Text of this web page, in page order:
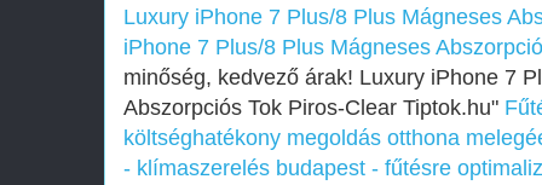
Luxury iPhone 7 Plus/8 Plus Mágneses
iPhone 7 Plus/8 Plus Mágneses
minőség, kedvező árak! Luxury iPhone 7
Abszorpciós Tok Piros-Clear Tiptok.hu"
költséghatékony megoldás otthona
- klímaszerelés budapest - fűtésre